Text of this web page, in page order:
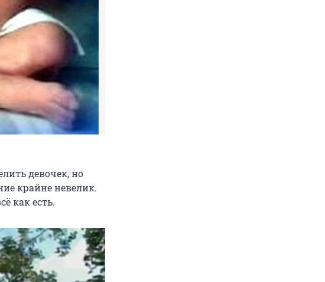
девочек, но
крайне невелик.
как есть.